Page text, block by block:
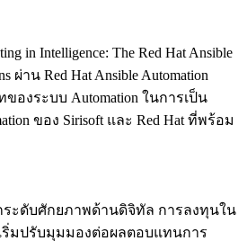
Intelligence: The Red Hat Ansible
าน Red Hat Ansible Automation
งระบบ Automation ในการเป็น
ของ Sirisoft และ Red Hat ที่พร้อม
ระดับศักยภาพด้านดิจิทัล การลงทุนใน
มปรับมุมมองต่อผลตอบแทนการ